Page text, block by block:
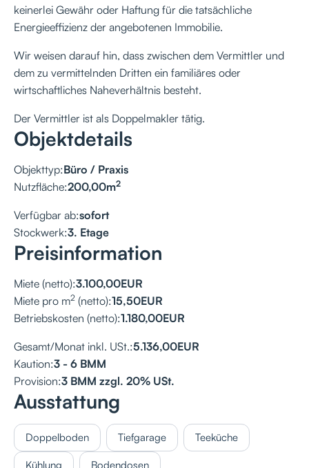
keinerlei Gewähr oder Haftung für die tatsächliche
Energieeffizienz der angebotenen Immobilie.
Wir weisen darauf hin, dass zwischen dem Vermittler und
dem zu vermittelnden Dritten ein familiäres oder
wirtschaftliches Naheverhältnis besteht.
Der Vermittler ist als Doppelmakler tätig.
Objektdetails
Objekttyp:Büro / Praxis
Nutzfläche:200,00m2
Verfügbar ab:sofort
Stockwerk:3. Etage
Preisinformation
Miete (netto):3.100,00EUR
Miete pro m2 (netto):15,50EUR
Betriebskosten (netto):1.180,00EUR
Gesamt/Monat inkl. USt.:5.136,00EUR
Kaution:3 - 6 BMM
Provision:3 BMM zzgl. 20% USt.
Ausstattung
Doppelboden Tiefgarage Teeküche
Kühlung Bodendosen